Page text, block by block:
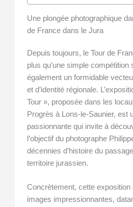
Une plongée photographique
de France dans le Jura
Depuis toujours, le Tour de
plus qu’une simple compétition
également un formidable
et d’identité régionale.
Tour », proposée dans les
Progrès à Lons-le-Saunier, est
passionnante qui invite à
l’objectif du photographe
décennies d’histoire du
territoire jurassien.
Concrètement, cette exposition
images impressionnantes,